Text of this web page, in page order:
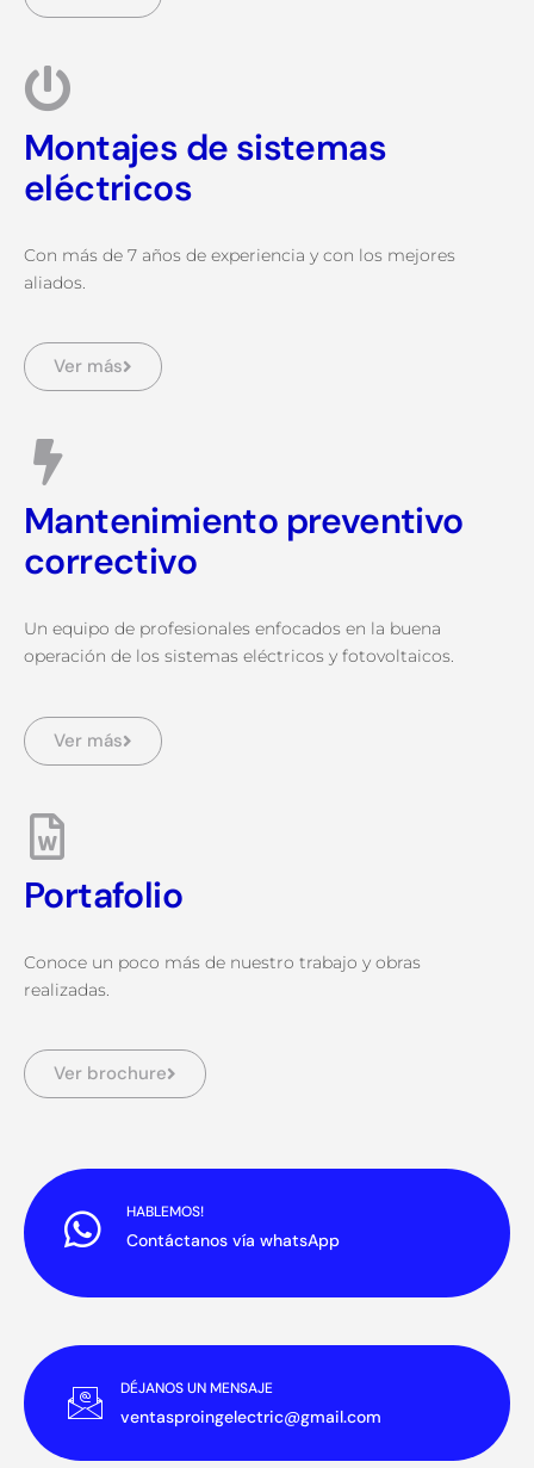
Montajes de sistemas
eléctricos
Con más de 7 años de experiencia y con los mejores
aliados.
Ver más
Mantenimiento preventivo
correctivo
Un equipo de profesionales enfocados en la buena
operación de los sistemas eléctricos y fotovoltaicos.
Ver más
Portafolio
Conoce un poco más de nuestro trabajo y obras
realizadas.
Ver brochure
HABLEMOS!
Contáctanos vía whatsApp
DÉJANOS UN MENSAJE
ventasproingelectric@gmail.com